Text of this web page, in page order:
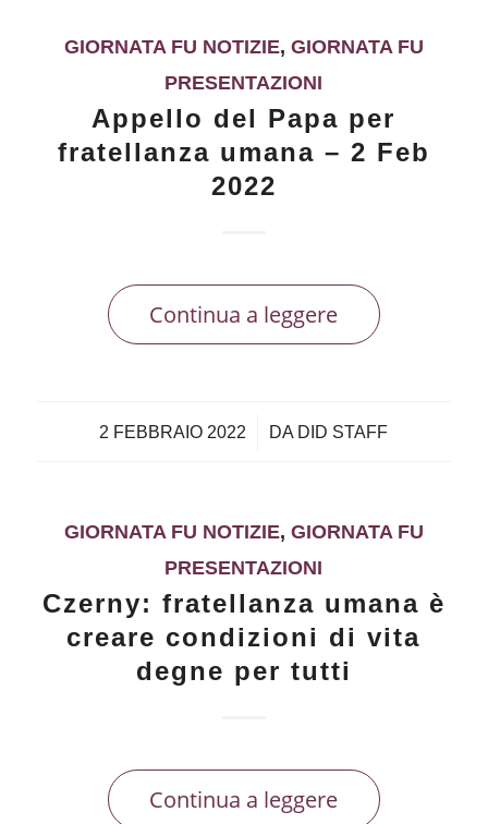
GIORNATA FU NOTIZIE, GIORNATA FU
PRESENTAZIONI
Appello del Papa per
fratellanza umana – 2 Feb
2022
Continua a leggere
2 FEBBRAIO 2022
/ DA DID STAFF
GIORNATA FU NOTIZIE, GIORNATA FU
PRESENTAZIONI
Czerny: fratellanza umana è
creare condizioni di vita
degne per tutti
Continua a leggere